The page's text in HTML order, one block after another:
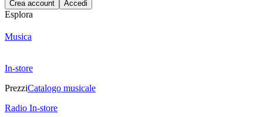
Crea account Accedi
Esplora
Musica
In-store
PrezziCatalogo musicale
Radio In-store